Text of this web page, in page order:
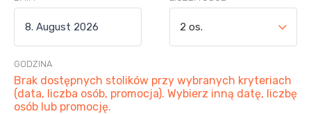
2 os.
GODZINA
Brak dostępnych stolików przy wybranych kryteriach
(data, liczba osób, promocja). Wybierz inną datę, liczbę
osób lub promocję.